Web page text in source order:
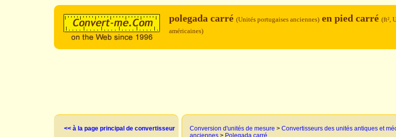
polegada carré (Unités portugaises anciennes) en pied carré (ft²,
américaines)
<< à la page principal de convertisseur Conversion d'unités de mesure > Convertisseurs des unités antiques et
anciennes > Polegada carré